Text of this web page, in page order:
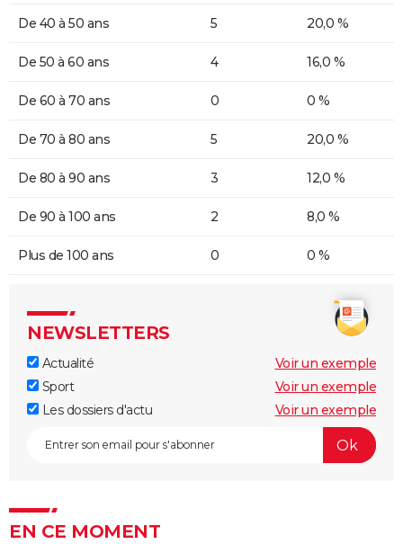
De 40 à 50 ans 5 20,0 %
De 50 à 60 ans 4 16,0 %
De 60 à 70 ans 0 0 %
De 70 à 80 ans 5 20,0 %
De 80 à 90 ans 3 12,0 %
De 90 à 100 ans 2 8,0 %
Plus de 100 ans 0 0 %
NEWSLETTERS
Actualité
Voir un exemple
Sport
Voir un exemple
Les dossiers d'actu
Voir un exemple
EN CE MOMENT